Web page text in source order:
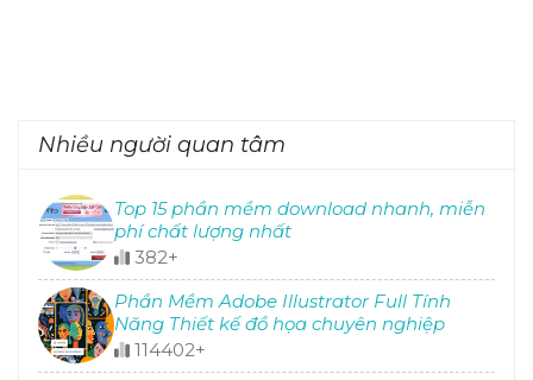
Nhiều người quan tâm
Top 15 phần mềm download nhanh, miễn
phí chất lượng nhất
382+
Phần Mềm Adobe Illustrator Full Tính
Năng Thiết kế đồ họa chuyên nghiệp
114402+